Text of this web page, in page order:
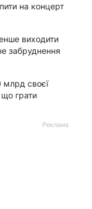
на концерт
виходити
забруднення
млрд своєї
грати
Реклама